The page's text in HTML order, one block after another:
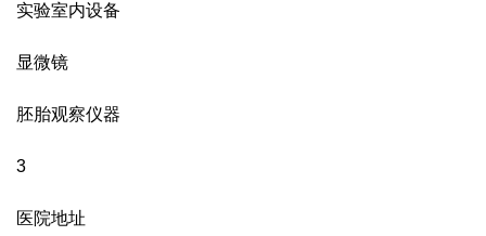
实验室内设备
显微镜
胚胎观察仪器
3
医院地址